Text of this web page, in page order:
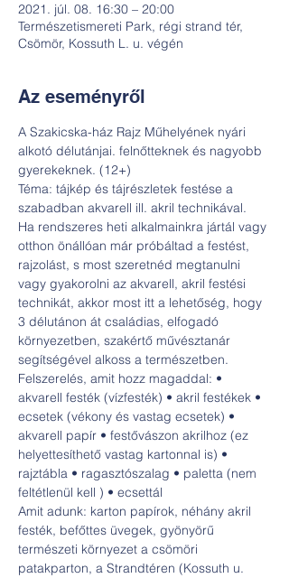
2021. júl. 08. 16:30 – 20:00
Természetismereti Park, régi strand tér,
Csömör, Kossuth L. u. végén
Az eseményről
A Szakicska-ház Rajz Műhelyének nyári
alkotó délutánjai. felnőtteknek és nagyobb
gyerekeknek. (12+)
Téma: tájkép és tájrészletek festése a
szabadban akvarell ill. akril technikával.
Ha rendszeres heti alkalmainkra jártál vagy
otthon önállóan már próbáltad a festést,
rajzolást, s most szeretnéd megtanulni
vagy gyakorolni az akvarell, akril festési
technikát, akkor most itt a lehetőség, hogy
3 délutánon át családias, elfogadó
környezetben, szakértő művésztanár
segítségével alkoss a természetben.
Felszerelés, amit hozz magaddal: •
akvarell festék (vízfesték) • akril festékek •
ecsetek (vékony és vastag ecsetek) •
akvarell papír • festővászon akrilhoz (ez
helyettesíthető vastag kartonnal is) •
rajztábla • ragasztószalag • paletta (nem
feltétlenül kell ) • ecsettál
Amit adunk: karton papírok, néhány akril
festék, befőttes üvegek, gyönyörű
természeti környezet a csömöri
patakparton, a Strandtéren (Kossuth u.